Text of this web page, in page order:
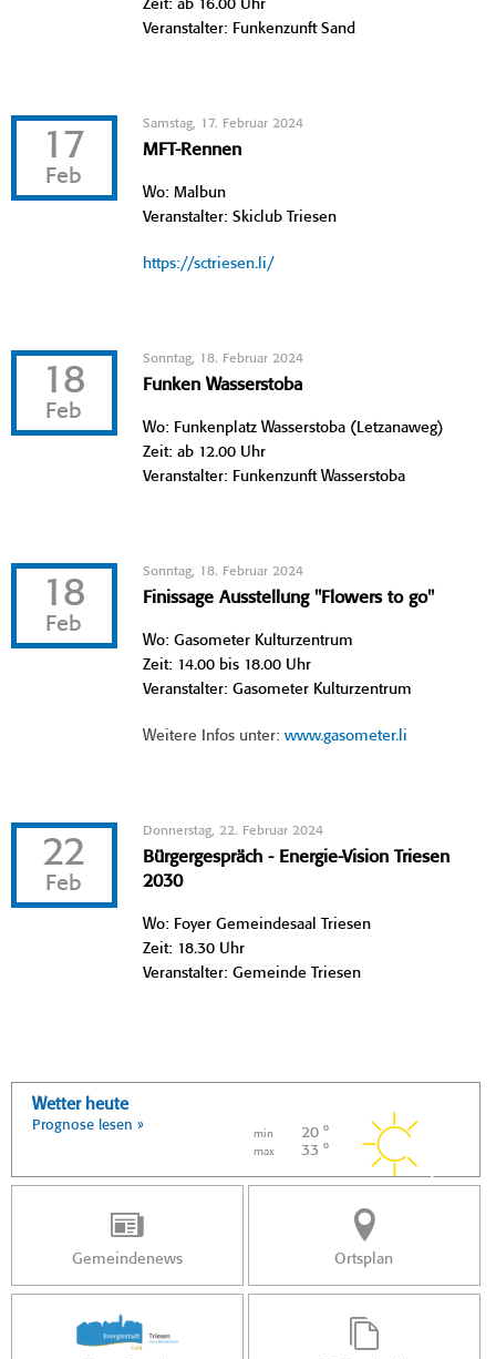
Zeit: ab 16.00 Uhr
Veranstalter: Funkenzunft Sand
17
Feb
Samstag, 17. Februar 2024
MFT-Rennen
Wo: Malbun
Veranstalter: Skiclub Triesen
https://sctriesen.li/
18
Feb
Sonntag, 18. Februar 2024
Funken Wasserstoba
Wo: Funkenplatz Wasserstoba (Letzanaweg)
Zeit: ab 12.00 Uhr
Veranstalter: Funkenzunft Wasserstoba
18
Feb
Sonntag, 18. Februar 2024
Finissage Ausstellung "Flowers to go"
Wo: Gasometer Kulturzentrum
Zeit: 14.00 bis 18.00 Uhr
Veranstalter: Gasometer Kulturzentrum
Weitere Infos unter:www.gasometer.li
22
Feb
Donnerstag, 22. Februar 2024
Bürgergespräch - Energie-Vision Triesen
2030
Wo: Foyer Gemeindesaal Triesen
Zeit: 18.30 Uhr
Veranstalter: Gemeinde Triesen
Wetter heute
Prognose lesen »
min 20 °
max 33 °
Gemeindenews Ortsplan